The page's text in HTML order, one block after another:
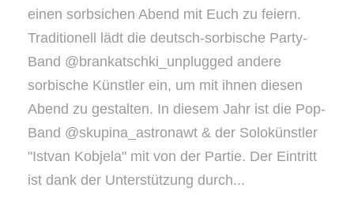
einen sorbsichen Abend mit Euch zu feiern.
Traditionell lädt die deutsch-sorbische Party-
Band @brankatschki_unplugged andere
sorbische Künstler ein, um mit ihnen diesen
Abend zu gestalten. In diesem Jahr ist die Pop-
Band @skupina_astronawt & der Solokünstler
"Istvan Kobjela" mit von der Partie. Der Eintritt
ist dank der Unterstützung durch...